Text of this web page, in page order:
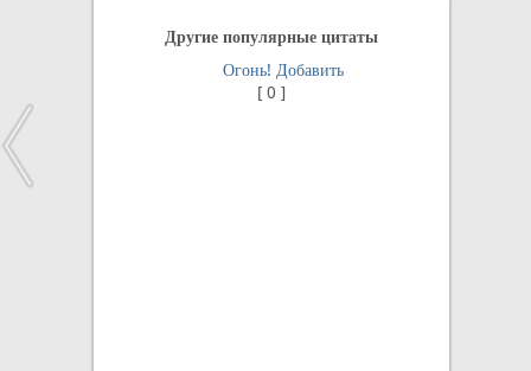
Другие популярные цитаты
Огонь! Добавить
[ 0 ]